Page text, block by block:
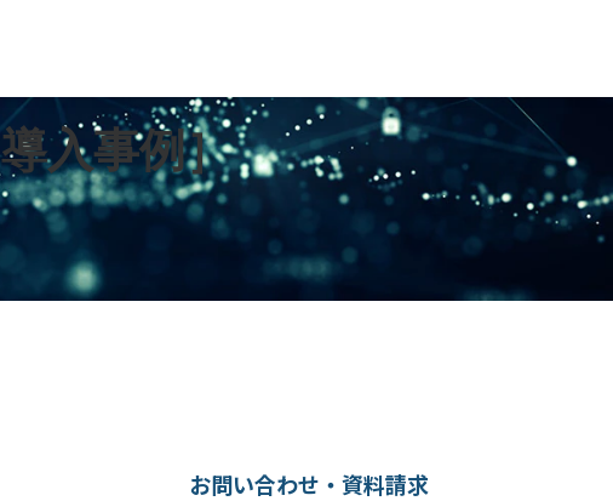
入事例］
お問い合わせ・資料請求